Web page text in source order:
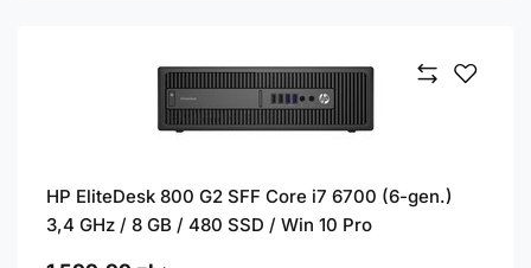
HP EliteDesk 800 G2 SFF Core i7 6700 (6-gen.)
3,4 GHz / 8 GB / 480 SSD / Win 10 Pro